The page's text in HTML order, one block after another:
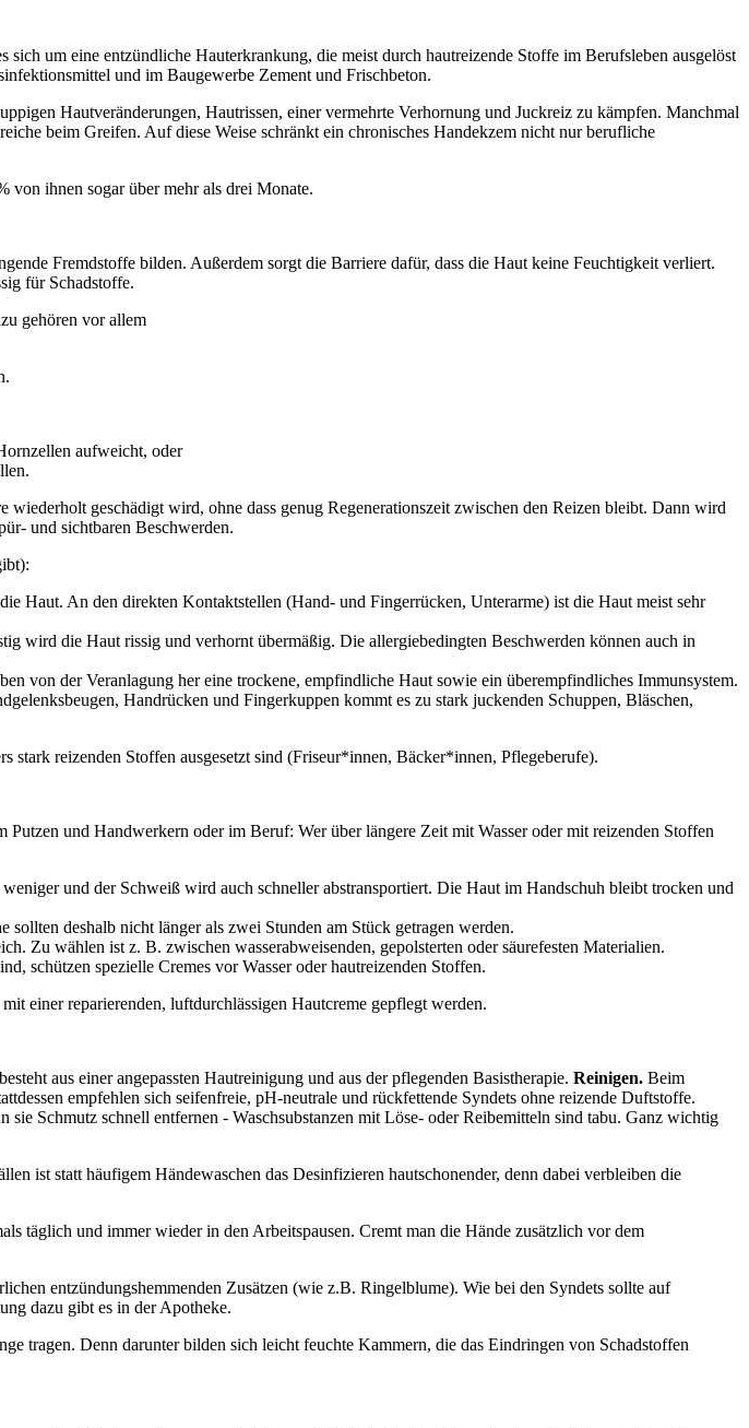
um eine entzündliche Hauterkrankung, die meist durch hautreizende Stoffe im Berufsleben ausgelöst
und im Baugewerbe Zement und Frischbeton.
Hautveränderungen, Hautrissen, einer vermehrte Verhornung und Juckreiz zu kämpfen. Manchmal
beim Greifen. Auf diese Weise schränkt ein chronisches Handekzem nicht nur berufliche
von ihnen sogar über mehr als drei Monate.
Fremdstoffe bilden. Außerdem sorgt die Barriere dafür, dass die Haut keine Feuchtigkeit verliert.
für Schadstoffe.
gehören vor allem
aufweicht, oder
geschädigt wird, ohne dass genug Regenerationszeit zwischen den Reizen bleibt. Dann wird
und sichtbaren Beschwerden.
Haut. An den direkten Kontaktstellen (Hand- und Fingerrücken, Unterarme) ist die Haut meist sehr
wird die Haut rissig und verhornt übermäßig. Die allergiebedingten Beschwerden können auch in
von der Veranlagung her eine trockene, empfindliche Haut sowie ein überempfindliches Immunsystem.
Handrücken und Fingerkuppen kommt es zu stark juckenden Schuppen, Bläschen,
reizenden Stoffen ausgesetzt sind (Friseur*innen, Bäcker*innen, Pflegeberufe).
und Handwerkern oder im Beruf: Wer über längere Zeit mit Wasser oder mit reizenden Stoffen
und der Schweiß wird auch schneller abstransportiert. Die Haut im Handschuh bleibt trocken und
deshalb nicht länger als zwei Stunden am Stück getragen werden.
Zu wählen ist z. B. zwischen wasserabweisenden, gepolsterten oder säurefesten Materialien.
schützen spezielle Cremes vor Wasser oder hautreizenden Stoffen.
einer reparierenden, luftdurchlässigen Hautcreme gepflegt werden.
aus einer angepassten Hautreinigung und aus der pflegenden Basistherapie. Reinigen. Beim
empfehlen sich seifenfreie, pH-neutrale und rückfettende Syndets ohne reizende Duftstoffe.
Schmutz schnell entfernen - Waschsubstanzen mit Löse- oder Reibemitteln sind tabu. Ganz wichtig
ist statt häufigem Händewaschen das Desinfizieren hautschonender, denn dabei verbleiben die
täglich und immer wieder in den Arbeitspausen. Cremt man die Hände zusätzlich vor dem
entzündungshemmenden Zusätzen (wie z.B. Ringelblume). Wie bei den Syndets sollte auf
dazu gibt es in der Apotheke.
tragen. Denn darunter bilden sich leicht feuchte Kammern, die das Eindringen von Schadstoffen